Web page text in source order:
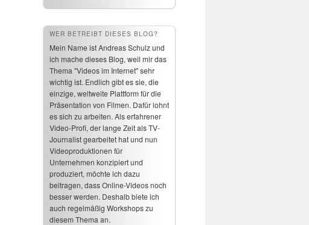
WER BETREIBT DIESES BLOG?
Mein Name ist Andreas Schulz und
ich mache dieses Blog, weil mir das
Thema "Videos im Internet" sehr
wichtig ist. Endlich gibt es sie, die
einzige, weltweite Plattform für die
Präsentation von Filmen. Dafür lohnt
es sich zu arbeiten. Als erfahrener
Video-Profi, der lange Zeit als TV-
Journalist gearbeitet hat und nun
Videoproduktionen für
Unternehmen konzipiert und
produziert, möchte ich dazu
beitragen, dass Online-Videos noch
besser werden. Deshalb biete ich
auch regelmäßig Workshops zu
diesem Thema an.